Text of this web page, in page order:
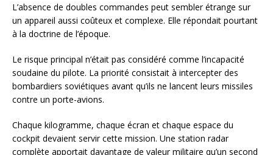
L’absence de doubles commandes peut sembler étrange sur
un appareil aussi coûteux et complexe. Elle répondait pourtant
à la doctrine de l’époque.
Le risque principal n’était pas considéré comme l’incapacité
soudaine du pilote. La priorité consistait à intercepter des
bombardiers soviétiques avant qu’ils ne lancent leurs missiles
contre un porte-avions.
Chaque kilogramme, chaque écran et chaque espace du
cockpit devaient servir cette mission. Une station radar
complète apportait davantage de valeur militaire qu’un second